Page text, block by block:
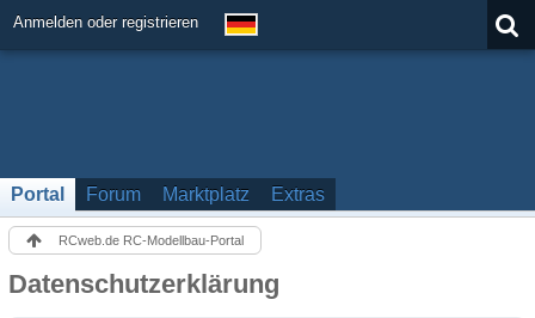
Anmelden oder registrieren
Portal Forum Marktplatz Extras
RCweb.de RC-Modellbau-Portal
Datenschutzerklärung